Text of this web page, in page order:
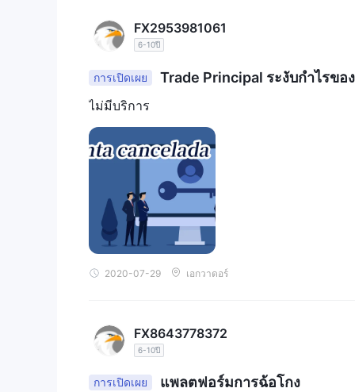
FX2953981061
6-10ปี
การเปิดเผย Trade Principal ระงับกำไรขอ
ไม่มีบริการ
2020-07-29 เอกวาดอร์
FX8643778372
6-10ปี
การเปิดเผย แพลตฟอร์มการฉ้อโกง